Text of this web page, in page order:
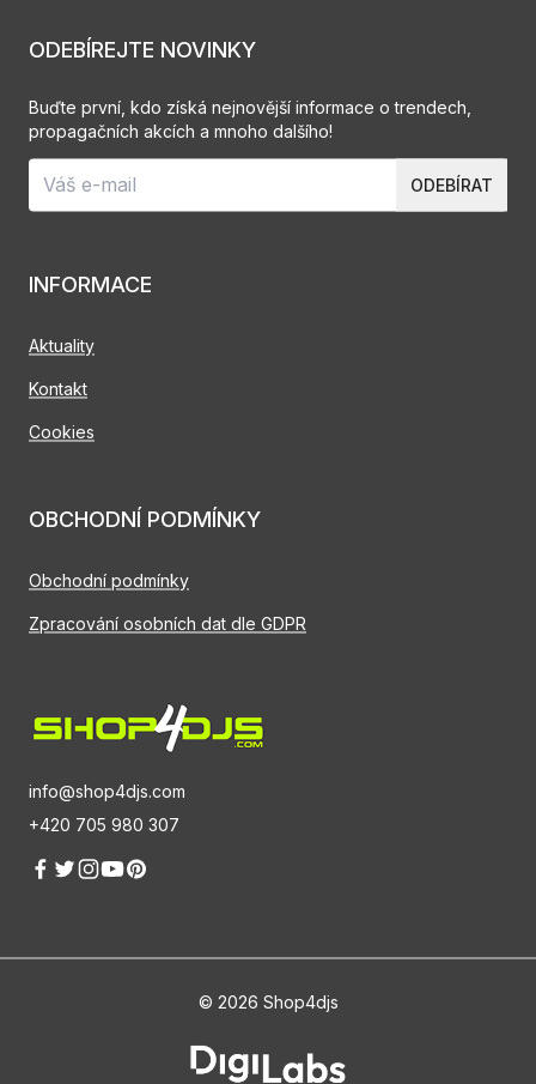
info@shop4djs.com
+420 705 980 307
INFORMACE
Aktuality
Kontakt
Cookies
OBCHODNÍ PODMÍNKY
Obchodní podmínky
Zpracování osobních dat dle GDPR
ODEBÍREJTE NOVINKY
Buďte první, kdo získá nejnovější informace o trendech,
propagačních akcích a mnoho dalšího!
ODEBÍRAT
© 2026 Shop4djs